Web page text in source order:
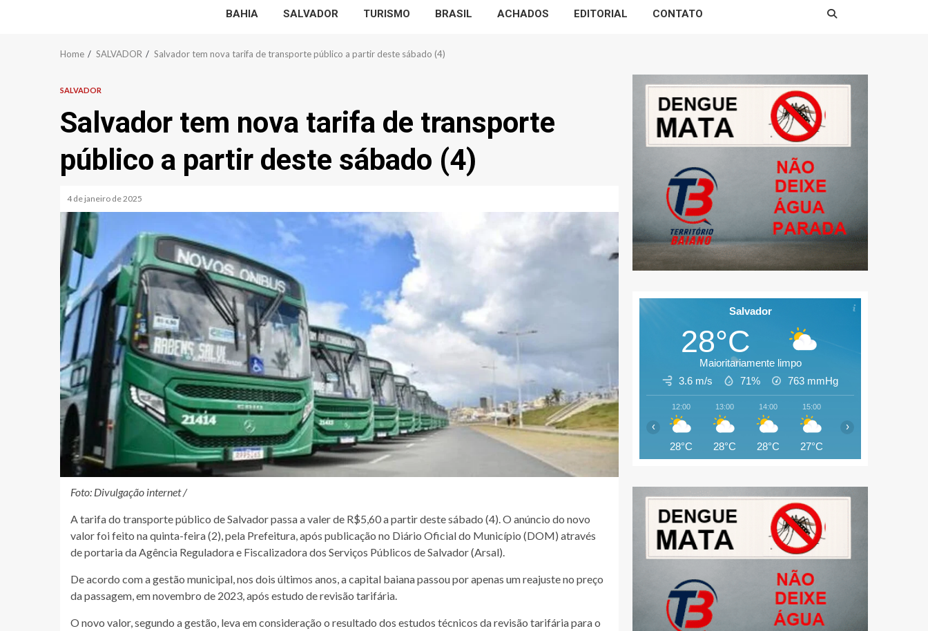
BAHIA SALVADOR TURISMO BRASIL ACHADOS EDITORIAL CONTATO
Home SALVADOR Salvador tem nova tarifa de transporte público a partir deste sábado (4)
SALVADOR
Salvador tem nova tarifa de transporte
público a partir deste sábado (4)
4 de janeiro de 2025
Foto: Divulgação internet /
A tarifa do transporte público de Salvador passa a valer de R$5,60 a partir deste sábado (4). O anúncio do novo
valor foi feito na quinta-feira (2), pela Prefeitura, após publicação no Diário Oficial do Município (DOM) através
de portaria da Agência Reguladora e Fiscalizadora dos Serviços Públicos de Salvador (Arsal).
De acordo com a gestão municipal, nos dois últimos anos, a capital baiana passou por apenas um reajuste no preço
da passagem, em novembro de 2023, após estudo de revisão tarifária.
O novo valor, segundo a gestão, leva em consideração o resultado dos estudos técnicos da revisão tarifária para o
Salvador
28°C
Maioritariamente limpo
3.6 m/s
71% 763 mmHg
12:00
28°C
13:00
28°C
14:00
28°C
15:00
27°C
‹ ›